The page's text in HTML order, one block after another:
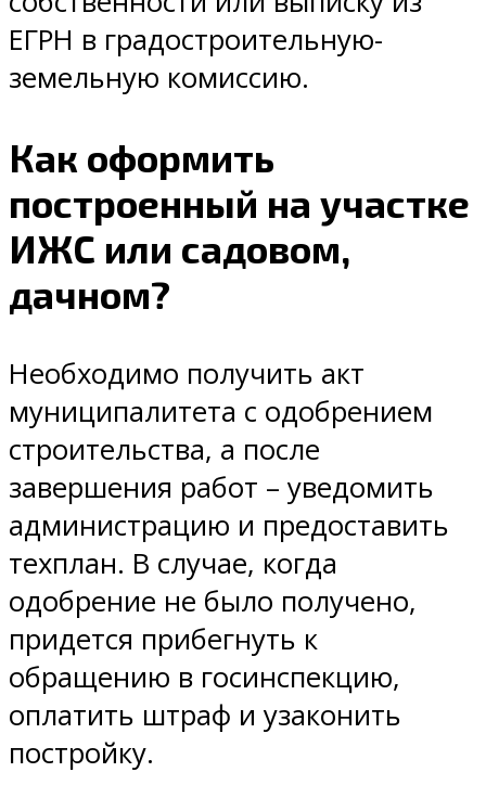
ЕГРН в градостроительную-
земельную комиссию.
Как оформить
построенный на участке
ИЖС или садовом,
дачном?
Необходимо получить акт
муниципалитета с одобрением
строительства, а после
завершения работ – уведомить
администрацию и предоставить
техплан. В случае, когда
одобрение не было получено,
придется прибегнуть к
обращению в госинспекцию,
оплатить штраф и узаконить
постройку.